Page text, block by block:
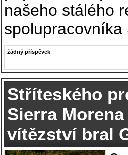
našeho stálého
spolupracovníka
žádný příspěvek
Stříteského
Sierra
vítězství bral